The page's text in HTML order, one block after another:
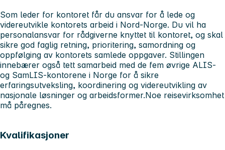
Som leder for kontoret får du ansvar for å lede og
videreutvikle kontorets arbeid i Nord-Norge. Du vil ha
personalansvar for rådgiverne knyttet til kontoret, og skal
sikre god faglig retning, prioritering, samordning og
oppfølging av kontorets samlede oppgaver. Stillingen
innebærer også tett samarbeid med de fem øvrige ALIS-
og SamLIS-kontorene i Norge for å sikre
erfaringsutveksling, koordinering og videreutvikling av
nasjonale løsninger og arbeidsformer.Noe reisevirksomhet
må påregnes.
Kvalifikasjoner